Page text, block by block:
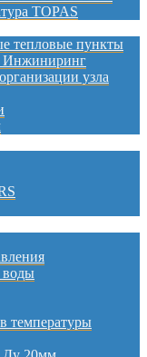
TOPAS
тепловые пункты
Инжиниринг
узла
воды
температуры